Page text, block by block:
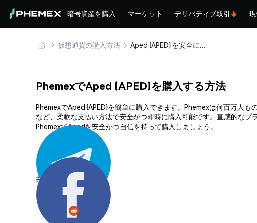
暗号資産を購入 マーケット デリバティブ取引
仮想通貨の購入方法 Aped (APED) を安全に購入・保管
PhemexでAped (APED)を購入する方法
PhemexでAped (APED)を簡単に購入できます。Phemexは何百万人
など、柔軟な支払い方法で安全かつ即時に購入可能です。直感的なプ
PhemexでApedを安全かつ自信を持って購入しましょう。
共有する: